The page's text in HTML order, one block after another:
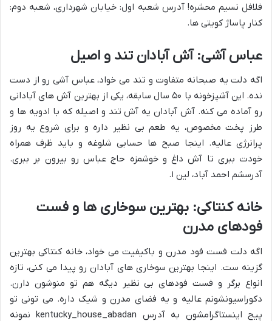
فلافل نسیم محشره! آدرس شعبه اول: خیابان شهرداری، شعبه دوم:
کنار پاساژ کویتی ها.
عباس آشی: آش آبادان تند و اصیل
اگه دلت یه صبحانه متفاوت و تند می خواد، عباس آشی رو از دست
نده. این آشپزخونه با ۵۰ سال سابقه، یکی از بهترین آش های آبادانی
رو آماده می کنه. آش آبادان یه آش تند و اصیله که با ادویه ها و
طرز پخت مخصوص، یه طعم بی نظیر داره و برای شروع یه روز
پرانرژی عالیه. اینجا صبح ها حسابی شلوغه و باید ظرف همراه
خودت ببری تا آش داغ و خوشمزه حاج عباس رو بیرون بر ببری.
آدرسشم احمد آباد، لین ۱.
خانه کنتاکی: بهترین سوخاری ها و فست
فودهای مدرن
اگه دلت فست فود مدرن و باکیفیت می خواد، خانه کنتاکی بهترین
گزینه ست. اینجا بهترین سوخاری های آبادان رو پیدا می کنی، تازه
انواع برگر و فست فودهای بی نظیر دیگه هم تو منوشون دارن.
دکوراسیونشونم عالیه و یه فضای مدرن و شیک داره. می تونی تو
پیج اینستاگرامشون به آدرس kentucky_house_abadan نمونه